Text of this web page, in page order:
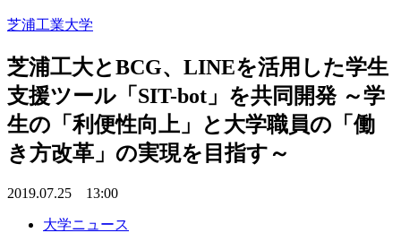
芝浦工業大学
芝浦工大とBCG、LINEを活用した学生
支援ツール「SIT-bot」を共同開発 ～学
生の「利便性向上」と大学職員の「働
き方改革」の実現を目指す～
2019.07.25 13:00
大学ニュース